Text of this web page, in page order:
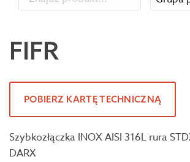
FIFR
POBIERZ KARTĘ TECHNICZNĄ
Szybkozłączka INOX AISI 316L rura
DARX